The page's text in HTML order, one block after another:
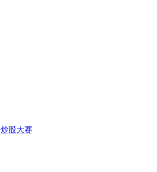
炒股大赛